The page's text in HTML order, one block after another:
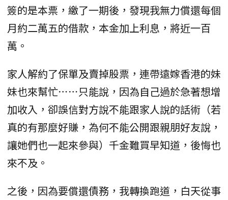
簽的是本票，繳了一期後，發現我無力償還每個
月約二萬五的借款，本金加上利息，將近一百
萬。
家人解約了保單及賣掉股票，連帶遠嫁香港的妹
妹也來幫忙⋯⋯只能說，因為自己過於急著想增
加收入，卻誤信對方說不能跟家人說的話術（若
真的有那麼好賺，為何不能公開跟親朋好友說，
讓她們也一起來參與）千金難買早知道，後悔也
來不及。
之後，因為要償還債務，我轉換跑道，白天從事